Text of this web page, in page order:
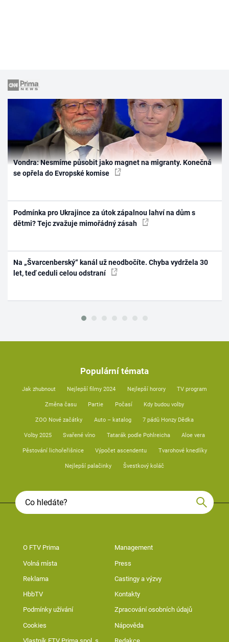
Vondra: Nesmíme působit jako magnet na migranty. Konečná
se opřela do Evropské komise
Podmínka pro Ukrajince za útok zápalnou lahví na dům s
dětmi? Tejc zvažuje mimořádný zásah
Na „Švarcenberský“ kanál už neodbočíte. Chyba vydržela 30
let, teď ceduli celou odstraní
Populární témata
Jak zhubnout Nejlepší filmy 2024 Nejlepší horory TV program
Změna času Partie Počasí Kdy budou volby
ZOO Nové začátky Auto – katalog 7 pádů Honzy Dědka
Volby 2025 Svařené víno Tatarák podle Pohlreicha Aloe vera
Pěstování lichořeřišnice Výpočet ascendentu Tvarohové knedlíky
Nejlepší palačinky Švestkový koláč
O FTV Prima Management
Volná místa Press
Reklama Castingy a výzvy
HbbTV Kontakty
Podmínky užívání Zpracování osobních údajů
Cookies Nápověda